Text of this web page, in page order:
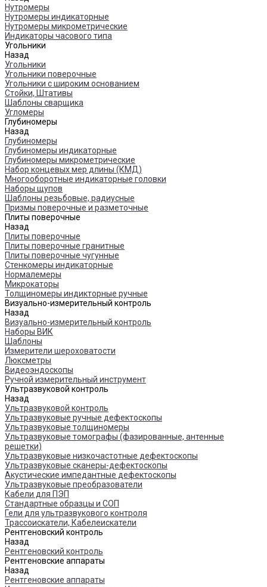
Нутромеры
Нутромеры индикаторные
Нутромеры микрометрические
Индикаторы часового типа
Угольники
Назад
Угольники
Угольники поверочные
Угольники с широким основанием
Стойки, Штативы
Шаблоны сварщика
Угломеры
Глубиномеры
Назад
Глубиномеры
Глубиномеры индикаторные
Глубиномеры микрометрические
Набор концевых мер длины (КМД)
Многооборотные индикаторные головки
Наборы щупов
Шаблоны резьбовые, радиусные
Призмы поверочные и разметочные
Плиты поверочные
Назад
Плиты поверочные
Плиты поверочные гранитные
Плиты поверочные чугунные
Стенкомеры индикаторные
Нормалемеры
Микрокаторы
Толщиномеры индикторные ручные
Визуально-измерительный контроль
Назад
Визуально-измерительный контроль
Наборы ВИК
Шаблоны
Измерители шероховатости
Люксметры
Видеоэндоскопы
Ручной измерительный инструмент
Ультразвуковой контроль
Назад
Ультразвуковой контроль
Ультразвуковые ручные дефектоскопы
Ультразвуковые толщиномеры
Ультразвуковые томографы (фазированные, антенные
решетки)
Ультразвуковые низкочастотные дефектоскопы
Ультразвуковые сканеры-дефектоскопы
Акустические импедантные дефектоскопы
Ультразвуковые преобразователи
Кабели для ПЭП
Стандартные образцы и СОП
Гели для ультразвукового контроля
Трассоискатели, Кабелеискатели
Рентгеновский контроль
Назад
Рентгеновский контроль
Рентгеновские аппараты
Назад
Рентгеновские аппараты